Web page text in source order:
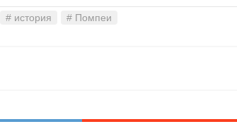
# история # Помпеи